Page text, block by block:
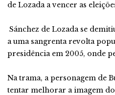
de Lozada a vencer as
Sánchez de Lozada se
a uma sangrenta revolta
presidência em 2005, onde
Na trama, a personagem de
tentar melhorar a imagem